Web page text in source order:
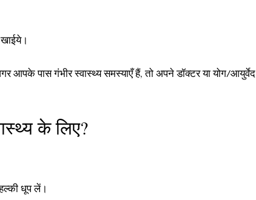
आपके पास गंभीर स्वास्थ्य समस्याएँ हैं, तो अपने डॉक्टर या योग/आयुर्वेद
के लिए?
धूप लें।